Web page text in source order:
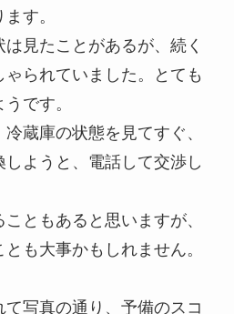
す。
見たことがあるが、続く
られていました。とても
です。
蔵庫の状態を見てすぐ、
ようと、電話して交渉し
ともあると思いますが、
も大事かもしれません。
写真の通り、予備のスコ